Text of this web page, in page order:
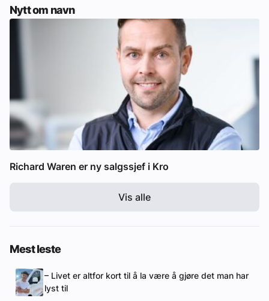
Nytt om navn
Richard Waren er ny salgssjef i Kro
Vis alle
Mest leste
– Livet er altfor kort til å la være å gjøre det man har
lyst til